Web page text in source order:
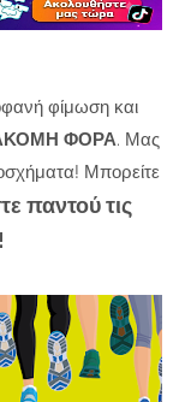
φίμωση και
ΦΟΡΑ. Μας
Μπορείτε
παντού τις